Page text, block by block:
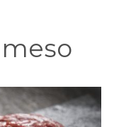
meso